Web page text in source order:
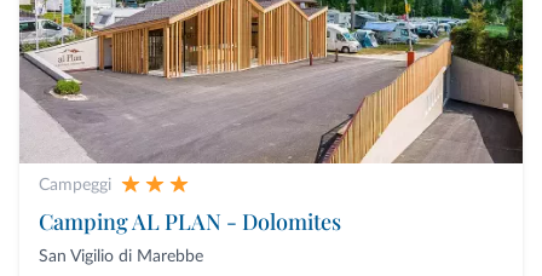
Campeggi
Camping AL PLAN - Dolomites
San Vigilio di Marebbe